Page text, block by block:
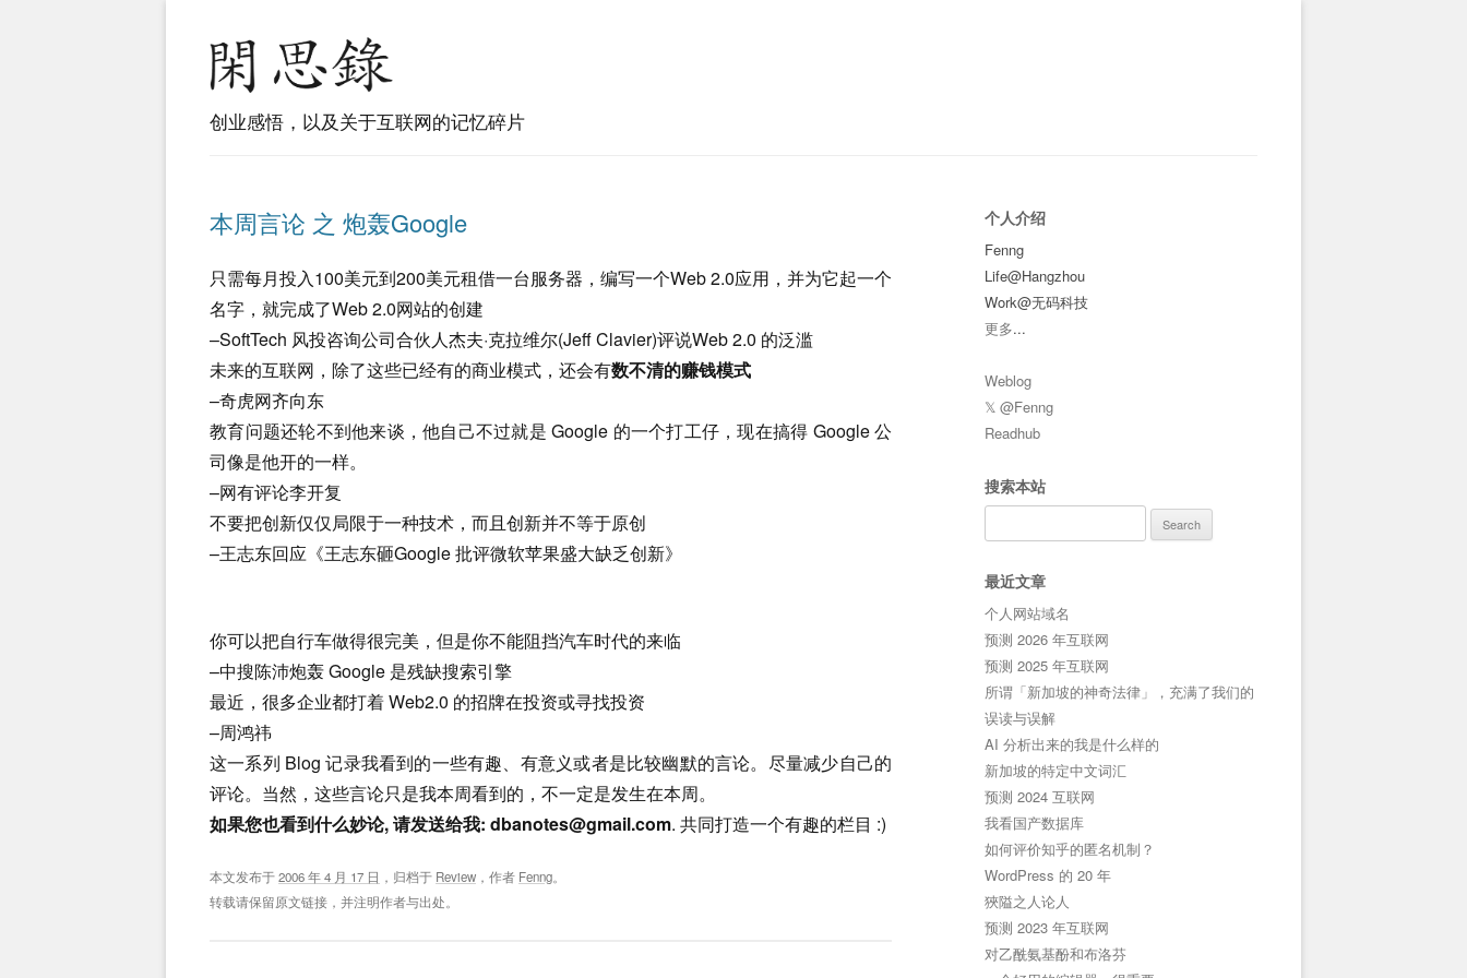
创业感悟，以及关于互联网的记忆碎片
本周言论 之 炮轰Google
只需每月投入100美元到200美元租借一台服务器，编写一个Web 2.0应用，并为它起一个
名字，就完成了Web 2.0网站的创建
–SoftTech 风投咨询公司合伙人杰夫·克拉维尔(Jeff Clavier)评说Web 2.0 的泛滥
未来的互联网，除了这些已经有的商业模式，还会有数不清的赚钱模式
–奇虎网齐向东
教育问题还轮不到他来谈，他自己不过就是 Google 的一个打工仔，现在搞得 Google 公
司像是他开的一样。
–网有评论李开复
不要把创新仅仅局限于一种技术，而且创新并不等于原创
–王志东回应《王志东砸Google 批评微软苹果盛大缺乏创新》
你可以把自行车做得很完美，但是你不能阻挡汽车时代的来临
–中搜陈沛炮轰 Google 是残缺搜索引擎
最近，很多企业都打着 Web2.0 的招牌在投资或寻找投资
–周鸿祎
这一系列 Blog 记录我看到的一些有趣、有意义或者是比较幽默的言论。尽量减少自己的
评论。当然，这些言论只是我本周看到的，不一定是发生在本周。
如果您也看到什么妙论, 请发送给我: dbanotes@gmail.com. 共同打造一个有趣的栏目 :)
本文发布于2006 年 4 月 17 日 ，归档于 Review ，作者 Fenng。
转载请保留原文链接，并注明作者与出处。
个人介绍
Fenng
Life@Hangzhou
Work@无码科技
更多...
Weblog
𝕏 @Fenng
Readhub
搜索本站
for:
最近文章
个人网站域名
预测 2026 年互联网
预测 2025 年互联网
所谓「新加坡的神奇法律」，充满了我们的
误读与误解
AI 分析出来的我是什么样的
新加坡的特定中文词汇
预测 2024 互联网
我看国产数据库
如何评价知乎的匿名机制？
WordPress 的 20 年
狹隘之人论人
预测 2023 年互联网
对乙酰氨基酚和布洛芬